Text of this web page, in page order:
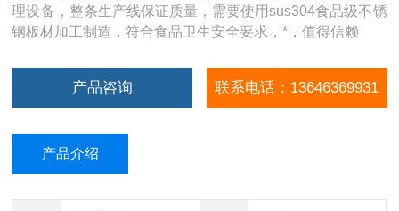
理设备，整条生产线保证质量，需要使用sus304食品级不锈
钢板材加工制造，符合食品卫生安全要求，*，值得信赖
产品咨询 联系电话：13646369931
产品介绍